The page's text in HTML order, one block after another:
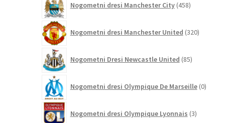
Nogometni dresi Manchester City 458izdelkov
Nogometni dresi Manchester United 320izdelkov
Nogometni Dresi Newcastle United 85izdelkov
Nogometni dresi Olympique De Marseille 0
Nogometni dresi Olympique Lyonnais 3izdelki